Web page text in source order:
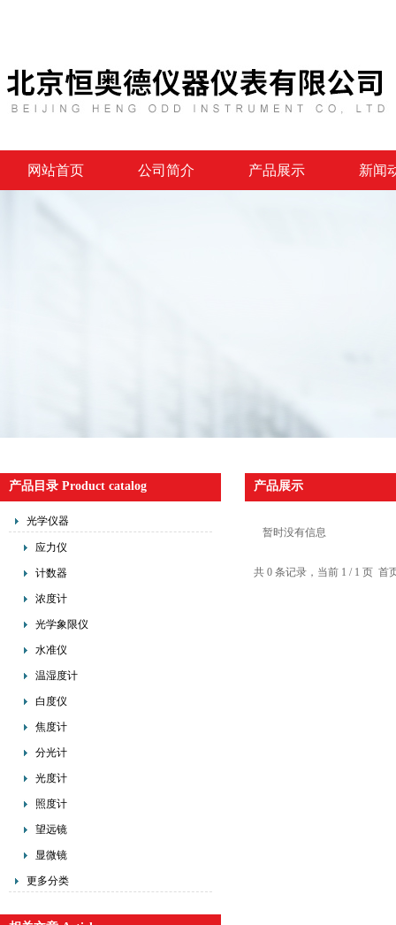
网站首页 公司简介 产品展示 新闻
产品目录 Product catalog
光学仪器
应力仪
计数器
浓度计
光学象限仪
水准仪
温湿度计
白度仪
焦度计
分光计
光度计
照度计
望远镜
显微镜
更多分类
产品展示
暂时没有信息
共 0 条记录，当前 1 / 1 页